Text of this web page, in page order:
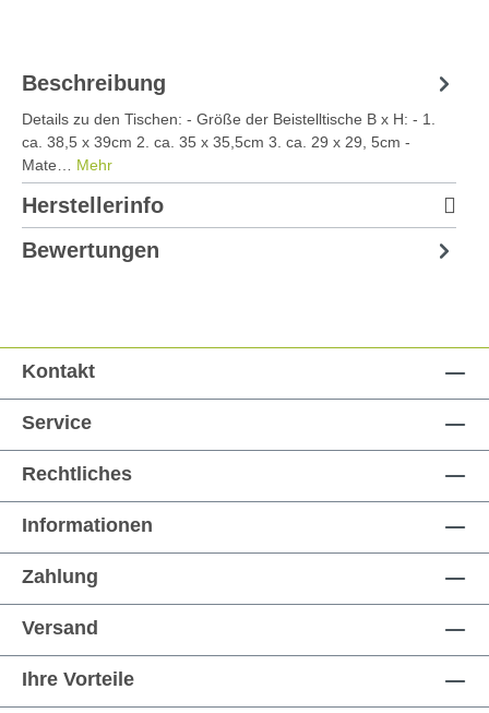
Beschreibung
Details zu den Tischen: - Größe der Beistelltische B x H: - 1.
ca. 38,5 x 39cm 2. ca. 35 x 35,5cm 3. ca. 29 x 29, 5cm -
Mate… Mehr
Herstellerinfo
Bewertungen
Kontakt
Service
Rechtliches
Informationen
Zahlung
Versand
Ihre Vorteile